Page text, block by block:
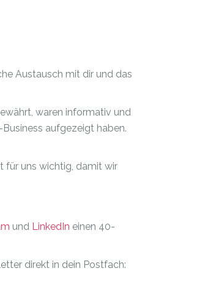
Austausch mit dir und das
waren informativ und
aufgezeigt haben.
für uns wichtig, damit wir
und LinkedIn einen 40-
direkt in dein Postfach: